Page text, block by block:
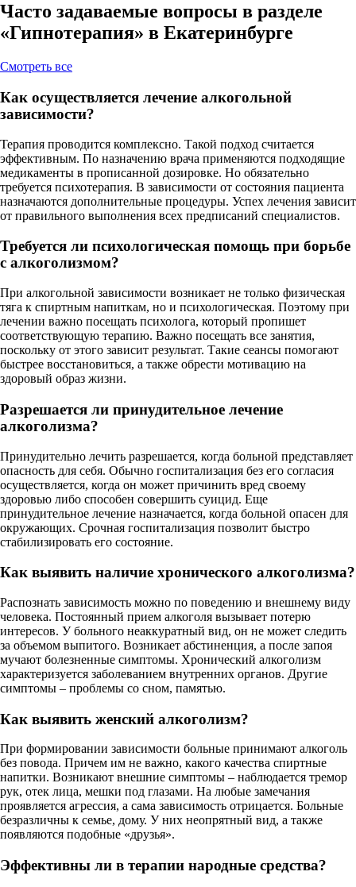
Часто задаваемые вопросы в разделе
«Гипнотерапия» в Екатеринбурге
Cмотреть все
Как осуществляется лечение алкогольной
зависимости?
Терапия проводится комплексно. Такой подход считается
эффективным. По назначению врача применяются подходящие
медикаменты в прописанной дозировке. Но обязательно
требуется психотерапия. В зависимости от состояния пациента
назначаются дополнительные процедуры. Успех лечения зависит
от правильного выполнения всех предписаний специалистов.
Требуется ли психологическая помощь при борьбе
с алкоголизмом?
При алкогольной зависимости возникает не только физическая
тяга к спиртным напиткам, но и психологическая. Поэтому при
лечении важно посещать психолога, который пропишет
соответствующую терапию. Важно посещать все занятия,
поскольку от этого зависит результат. Такие сеансы помогают
быстрее восстановиться, а также обрести мотивацию на
здоровый образ жизни.
Разрешается ли принудительное лечение
алкоголизма?
Принудительно лечить разрешается, когда больной представляет
опасность для себя. Обычно госпитализация без его согласия
осуществляется, когда он может причинить вред своему
здоровью либо способен совершить суицид. Еще
принудительное лечение назначается, когда больной опасен для
окружающих. Срочная госпитализация позволит быстро
стабилизировать его состояние.
Как выявить наличие хронического алкоголизма?
Распознать зависимость можно по поведению и внешнему виду
человека. Постоянный прием алкоголя вызывает потерю
интересов. У больного неаккуратный вид, он не может следить
за объемом выпитого. Возникает абстиненция, а после запоя
мучают болезненные симптомы. Хронический алкоголизм
характеризуется заболеванием внутренних органов. Другие
симптомы – проблемы со сном, памятью.
Как выявить женский алкоголизм?
При формировании зависимости больные принимают алкоголь
без повода. Причем им не важно, какого качества спиртные
напитки. Возникают внешние симптомы – наблюдается тремор
рук, отек лица, мешки под глазами. На любые замечания
проявляется агрессия, а сама зависимость отрицается. Больные
безразличны к семье, дому. У них неопрятный вид, а также
появляются подобные «друзья».
Эффективны ли в терапии народные средства?